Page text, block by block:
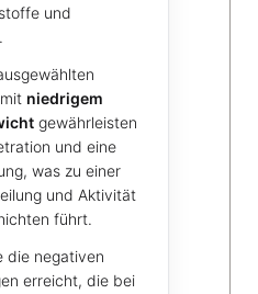
und
niedrigem
gewährleisten
und eine
was zu einer
und Aktivität
führt.
die negativen
erreicht, die bei